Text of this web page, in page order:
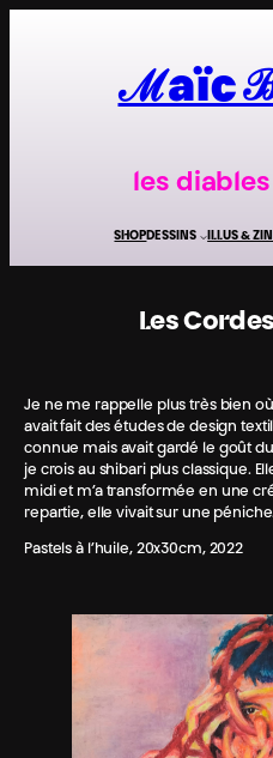
ℳaïc
les
SHOPDESSINS ILLUS &
Les
Je ne me rappelle plus très bien
avait fait des études de design
connue mais avait gardé le goût
je crois au shibari plus classique.
midi et m’a transformée en une
repartie, elle vivait sur une
Pastels à l’huile, 20x30cm, 2022